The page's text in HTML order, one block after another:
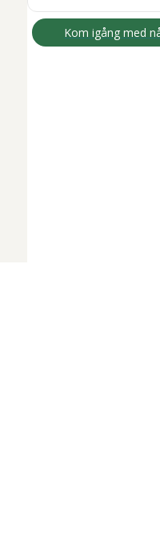
Kom igång med